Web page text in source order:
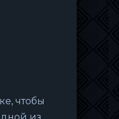
чтобы